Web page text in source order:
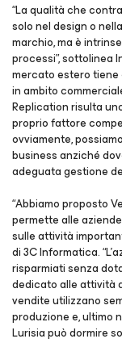
“La qualità che
solo nel design o
marchio, ma è
processi”, sottolinea
mercato estero
in ambito
Replication risulta
proprio fattore
ovviamente,
business anziché
adeguata gestione
“Abbiamo proposto
permette alle
sulle attività
di 3C Informatica.
risparmiati senza
dedicato alle attività
vendite utilizzano
produzione e, ultimo
Lurisia può dormire